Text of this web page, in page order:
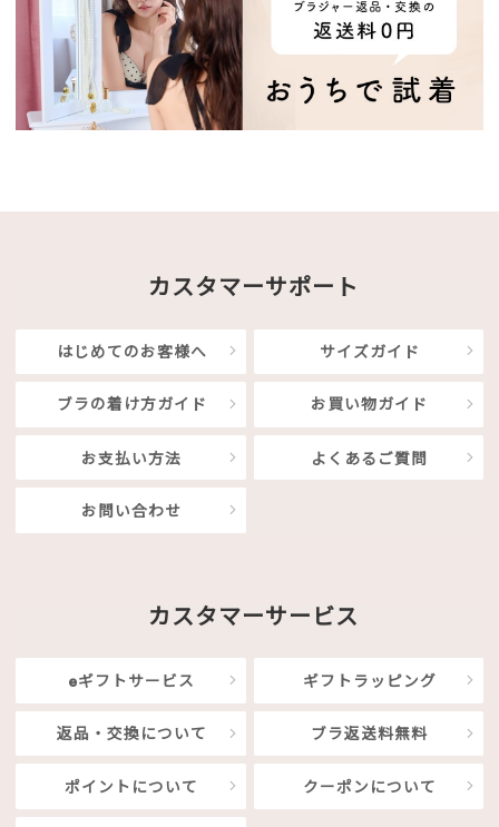
カスタマーサポート
はじめてのお客様へ サイズガイド
ブラの着け方ガイド お買い物ガイド
お支払い方法 よくあるご質問
お問い合わせ
カスタマーサービス
eギフトサービス ギフトラッピング
返品・交換について ブラ返送料無料
ポイントについて クーポンについて